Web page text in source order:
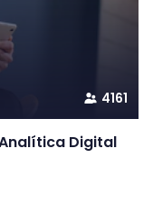
4161
Digital